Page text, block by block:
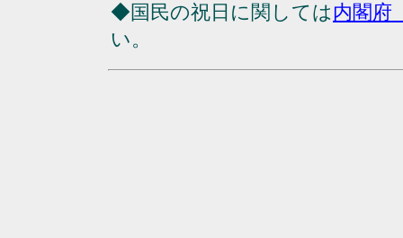
◆国民の祝日に関しては内閣府
い。